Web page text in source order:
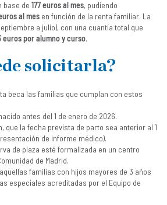
base de 177 euros al mes, pudiendo
al mes en función de la renta familiar. La
a julio), con una cuantía total que
euros por alumno y curso.
solicitarla?
beca las familias que cumplan con estos
antes del 1 de enero de 2026.
que la fecha prevista de parto sea anterior al 1
de informe médico).
de plaza esté formalizada en un centro
de Madrid.
familias con hijos mayores de 3 años
especiales acreditadas por el Equipo de